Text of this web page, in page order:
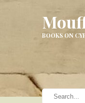
BOOKS ON